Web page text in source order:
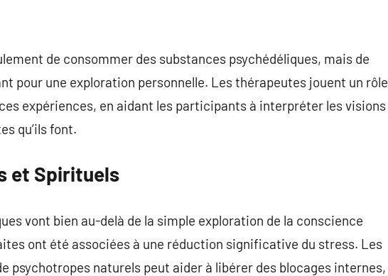
de consommer des substances psychédéliques, mais de
pour une exploration personnelle. Les thérapeutes jouent un rôle
expériences, en aidant les participants à interpréter les visions
qu’ils font.
et Spirituels
vont bien au-delà de la simple exploration de la conscience
ont été associées à une réduction significative du stress. Les
psychotropes naturels peut aider à libérer des blocages internes,